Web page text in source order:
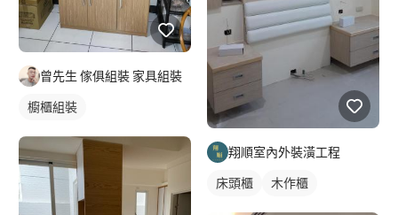
曾先生 傢俱組裝 家具組裝
櫥櫃組裝
翔順室內外裝潢工程
床頭櫃 木作櫃